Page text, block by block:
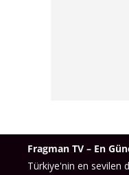
Fragman TV – En
Türkiye'nin en sevilen